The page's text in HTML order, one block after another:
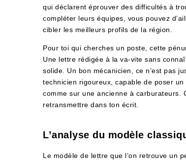
qui déclarent éprouver des difficultés à
compléter leurs équipes, vous pouvez
cibler les meilleurs profils de la région.
Pour toi qui cherches un poste, cette
Une lettre rédigée à la va-vite sans
solide. Un bon mécanicien, ce n’est pas
technicien rigoureux, capable de poser
comme sur une ancienne à carburateurs.
retransmettre dans ton écrit.
L’analyse du modèle
Le modèle de lettre que l’on retrouve un